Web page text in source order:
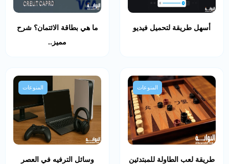
أسهل طريقة لتحميل فيديو
ما هي بطاقة الائتمان؟ شرح
مميز..
المنوعات
طريقة لعب الطاولة للمبتدئين
المنوعات
وسائل الترفيه في العصر